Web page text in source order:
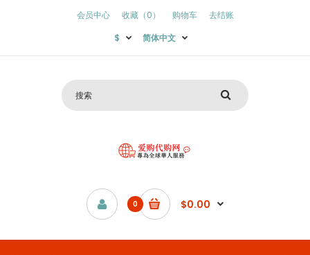
会员中心 收藏（0） 购物车
去结账
$
简体中文
0 $0.00